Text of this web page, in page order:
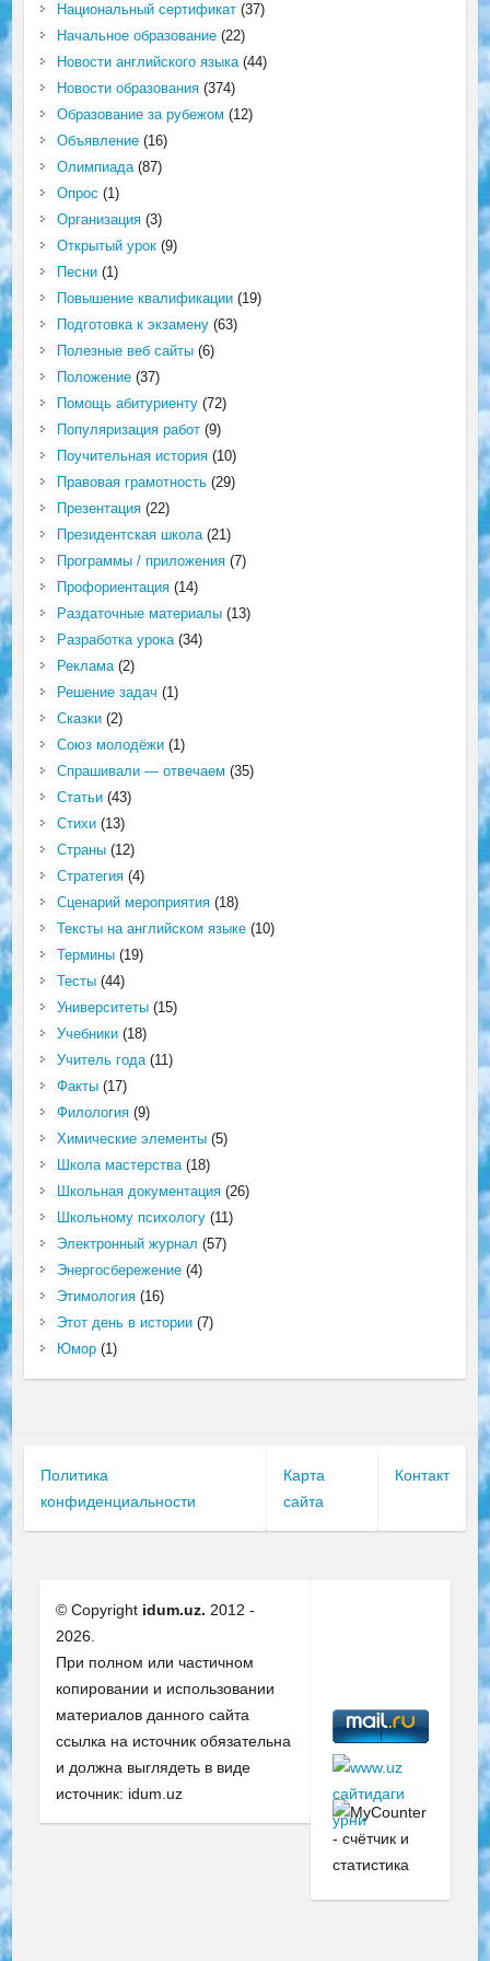
Национальный сертификат(37)
Начальное образование(22)
Новости английского языка(44)
Новости образования(374)
Образование за рубежом (12)
Объявление(16)
Олимпиада(87)
Опрос (1)
Организация(3)
Открытый урок(9)
Песни(1)
Повышение квалификации(19)
Подготовка к экзамену(63)
Полезные веб сайты(6)
Положение(37)
Помощь абитуриенту(72)
Популяризация работ(9)
Поучительная история(10)
Правовая грамотность(29)
Презентация(22)
Президентская школа(21)
Программы / приложения(7)
Профориентация(14)
Раздаточные материалы(13)
Разработка урока(34)
Реклама(2)
Решение задач (1)
Сказки(2)
Союз молодёжи(1)
Спрашивали — отвечаем (35)
Статьи(43)
Стихи(13)
Страны(12)
Стратегия(4)
Сценарий мероприятия(18)
Тексты на английском языке(10)
Термины(19)
Тесты(44)
Университеты(15)
Учебники(18)
Учитель года(11)
Факты(17)
Филология(9)
Химические элементы(5)
Школа мастерства(18)
Школьная документация(26)
Школьному психологу(11)
Электронный журнал (57)
Энергосбережение(4)
Этимология(16)
Этот день в истории(7)
Юмор(1)
Политика
конфиденциальности
Карта
сайта
Контакт
© Copyright idum.uz. 2012 -
2026.
При полном или частичном
копировании и использовании
материалов данного сайта
ссылка на источник обязательна
и должна выглядеть в виде
источник: idum.uz